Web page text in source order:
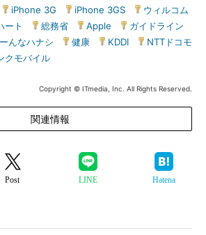
iPhone 3G iPhone 3GS
ウィルコム
ート 総務省 Apple ガイドライン
んなハナシ 健康 KDDI
NTTドコモ
クモバイル
Copyright © ITmedia, Inc. All Rights Reserved.
関連情報
Post LINE Hatena